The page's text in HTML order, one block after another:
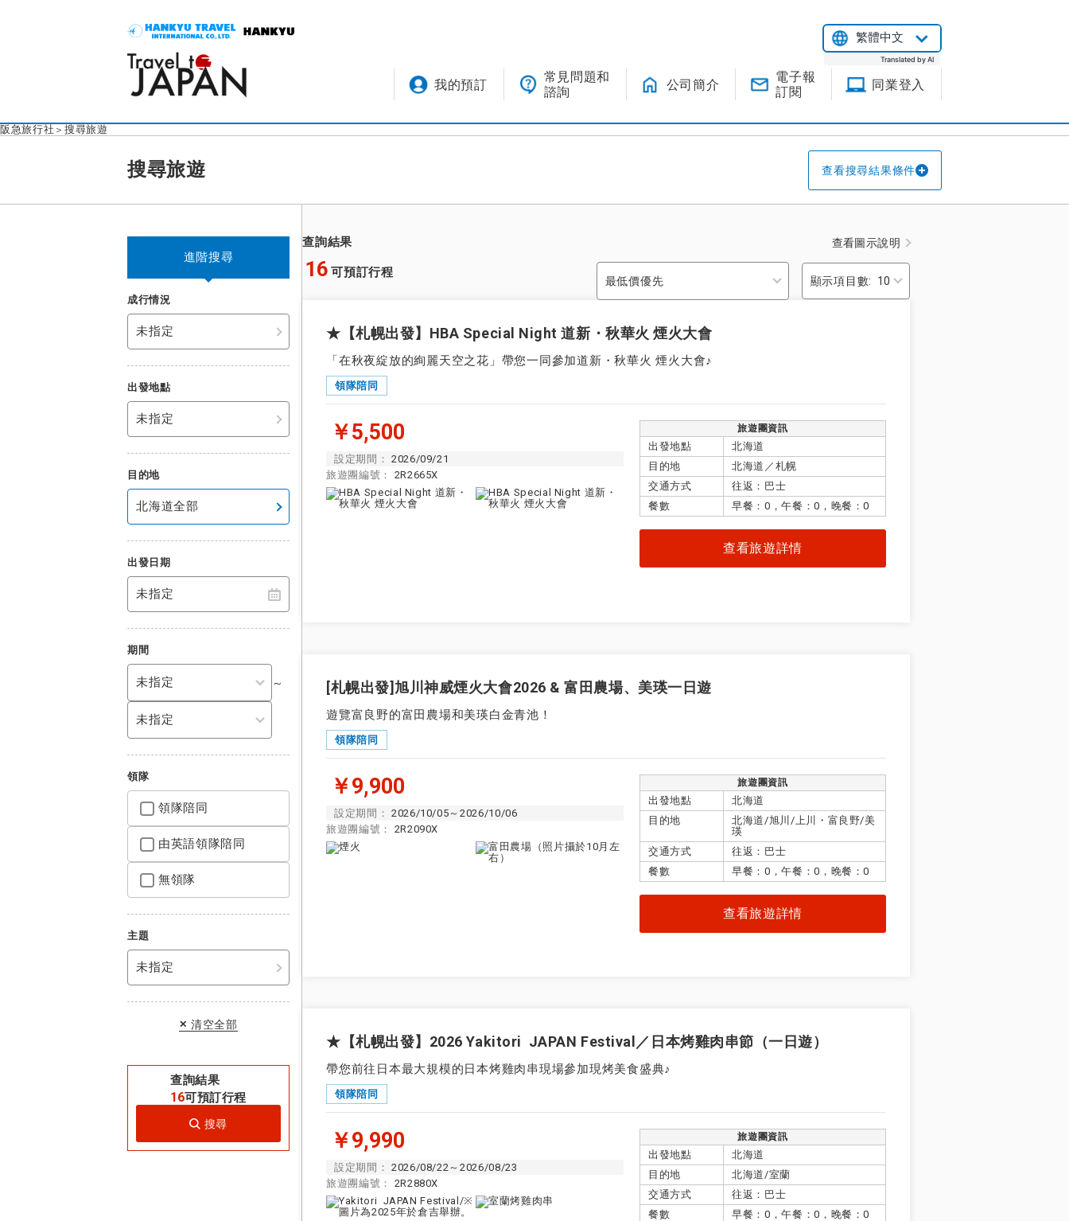
我的預訂
常見問題和
諮詢
公司簡介
電子報
訂閱
同業登入
阪急旅行社 搜尋旅遊
搜尋旅遊 查看搜尋結果條件
進階搜尋
成行情況
未指定
出發地點
未指定
目的地
北海道全部
出發日期
未指定
期間
～
領隊
領隊陪同
由英語領隊陪同
無領隊
主題
未指定
清空全部
查詢結果
16可預訂行程
搜尋
查詢結果
16 可預訂行程
查看圖示說明
顯示項目數:
★【札幌出發】HBA Special Night 道新・秋華火 煙火大會
「在秋夜綻放的絢麗天空之花」帶您一同參加道新・秋華火 煙火大會♪
領隊陪同
￥5,500
設定期間： 2026/09/21
旅遊團編號：
2R2665X
旅遊團資訊
出發地點
北海道
目的地
北海道／札幌
交通方式
往返：巴士
餐數
早餐：0，午餐：0，晚餐：0
查看旅遊詳情
[札幌出發]旭川神威煙火大會2026 & 富田農場、美瑛一日遊
遊覽富良野的富田農場和美瑛白金青池！
領隊陪同
￥9,900
設定期間： 2026/10/05～2026/10/06
旅遊團編號：
2R2090X
旅遊團資訊
出發地點
北海道
目的地
北海道/旭川/上川・富良野/美
瑛
交通方式
往返：巴士
餐數
早餐：0，午餐：0，晚餐：0
查看旅遊詳情
★【札幌出發】2026 Yakitori JAPAN Festival／日本烤雞肉串節（一日遊）
帶您前往日本最大規模的日本烤雞肉串現場參加現烤美食盛典♪
領隊陪同
￥9,990
設定期間： 2026/08/22～2026/08/23
旅遊團編號：
2R2880X
旅遊團資訊
出發地點
北海道
目的地
北海道/室蘭
交通方式
往返：巴士
餐數
早餐：0，午餐：0，晚餐：0
繁體中文
Translated by AI